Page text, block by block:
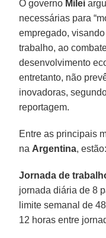
O governo Milei
necessárias para
empregado,
trabalho, ao
desenvolvimento
entretanto, não
inovadoras,
reportagem.
Entre as principais
na Argentina, estão:
Jornada de
jornada diária de 8
limite semanal de
12 horas entre